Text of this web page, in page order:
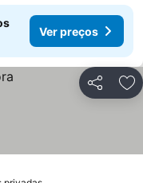
Ver preços
Partilhar